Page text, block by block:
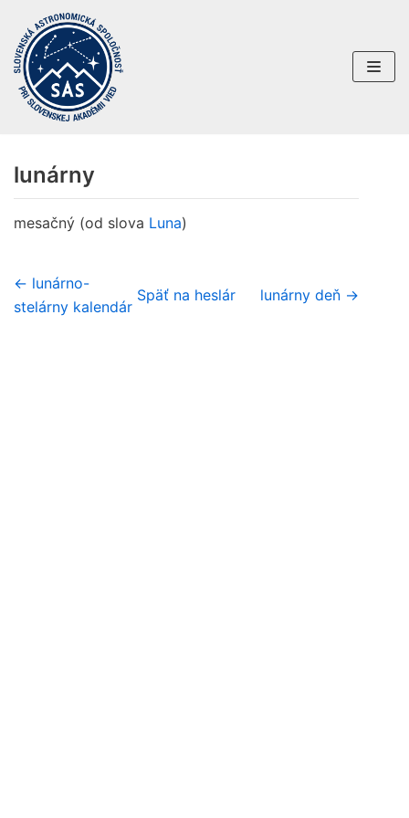
Preskočiť
na
obsah
lunárny
mesačný (od slova Luna)
← lunárno-
stelárny kalendár
Späť na heslár lunárny deň →